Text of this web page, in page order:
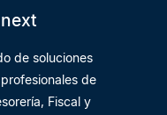
de soluciones
de
Fiscal y